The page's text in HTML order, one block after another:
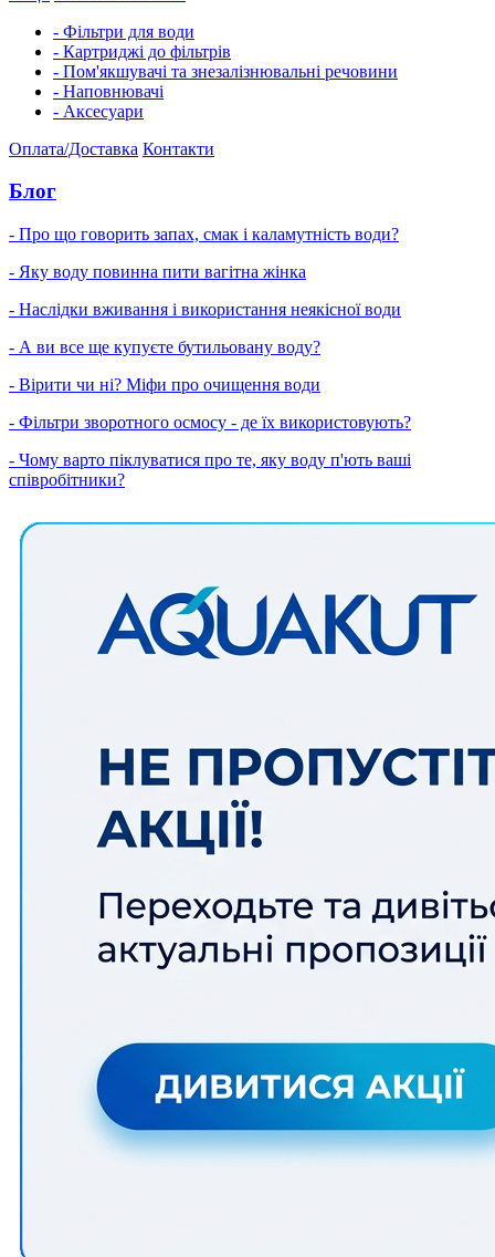
- Фільтри для води
- Картриджі до фільтрів
- Пом'якшувачі та знезалізнювальні речовини
- Наповнювачі
- Аксесуари
Оплата/Доставка Контакти
Блог
- Про що говорить запах, смак і каламутність води?
- Яку воду повинна пити вагітна жінка
- Наслідки вживання і використання неякісної води
- А ви все ще купуєте бутильовану воду?
- Вірити чи ні? Міфи про очищення води
- Фільтри зворотного осмосу - де їх використовують?
- Чому варто піклуватися про те, яку воду п'ють ваші
співробітники?